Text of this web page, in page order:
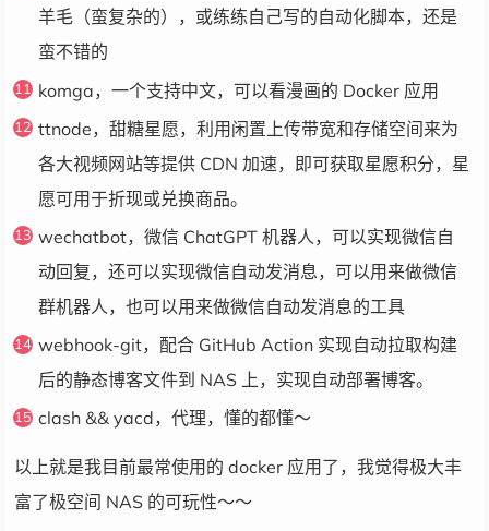
羊毛（蛮复杂的），或练练自己写的自动化脚本，还是
蛮不错的
komga，一个支持中文，可以看漫画的 Docker 应用
ttnode，甜糖星愿，利用闲置上传带宽和存储空间来为
各大视频网站等提供 CDN 加速，即可获取星愿积分，星
愿可用于折现或兑换商品。
wechatbot，微信 ChatGPT 机器人，可以实现微信自
动回复，还可以实现微信自动发消息，可以用来做微信
群机器人，也可以用来做微信自动发消息的工具
webhook-git，配合 GitHub Action 实现自动拉取构建
后的静态博客文件到 NAS 上，实现自动部署博客。
clash && yacd，代理，懂的都懂～
以上就是我目前最常使用的 docker 应用了，我觉得极大丰
富了极空间 NAS 的可玩性～～